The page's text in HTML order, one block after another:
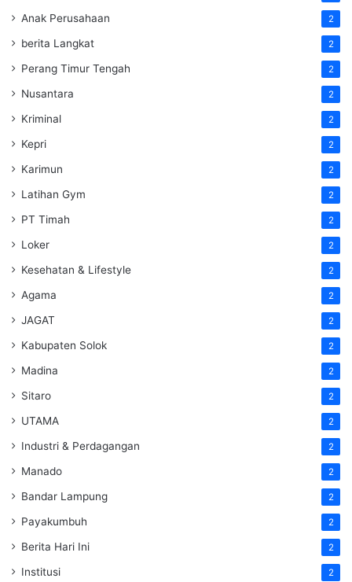
Anak Perusahaan 2
berita Langkat 2
Perang Timur Tengah 2
Nusantara 2
Kriminal 2
Kepri 2
Karimun 2
Latihan Gym 2
PT Timah 2
Loker 2
Kesehatan & Lifestyle 2
Agama 2
JAGAT 2
Kabupaten Solok 2
Madina 2
Sitaro 2
UTAMA 2
Industri & Perdagangan 2
Manado 2
Bandar Lampung 2
Payakumbuh 2
Berita Hari Ini 2
Institusi 2